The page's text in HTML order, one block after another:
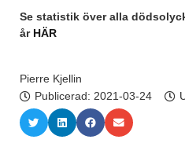
Se statistik över alla
år HÄR
Pierre Kjellin
Publicerad: 2021-03-24